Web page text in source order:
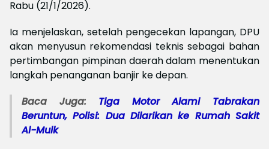
Rabu (21/1/2026).
Ia menjelaskan, setelah pengecekan lapangan, DPU
akan menyusun rekomendasi teknis sebagai bahan
pertimbangan pimpinan daerah dalam menentukan
langkah penanganan banjir ke depan.
Baca Juga: Tiga Motor Alami Tabrakan
Beruntun, Polisi: Dua Dilarikan ke Rumah Sakit
Al-Mulk